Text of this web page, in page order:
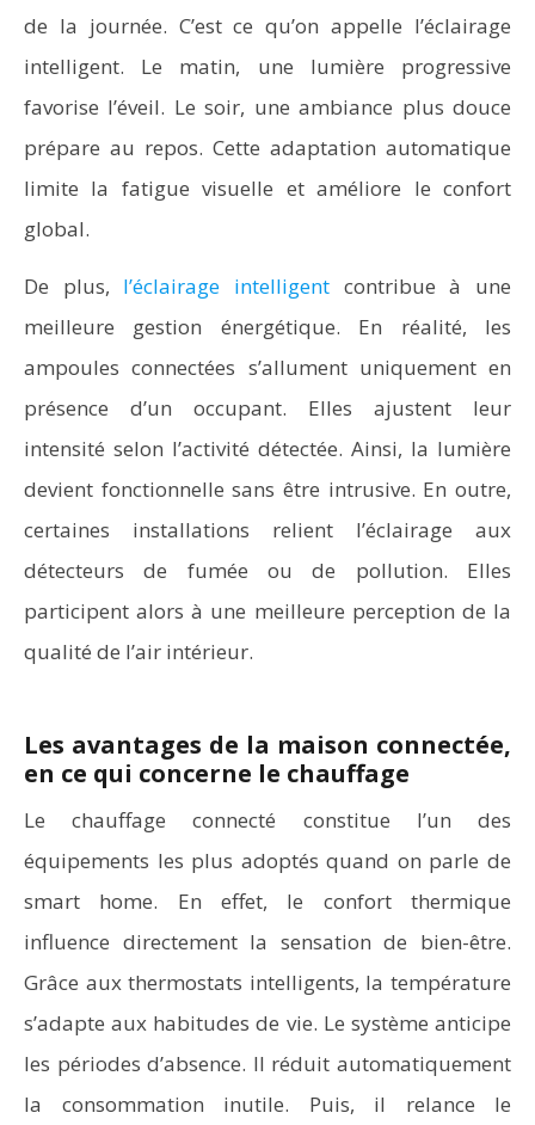
de la journée. C’est ce qu’on appelle l’éclairage
intelligent. Le matin, une lumière progressive
favorise l’éveil. Le soir, une ambiance plus douce
prépare au repos. Cette adaptation automatique
limite la fatigue visuelle et améliore le confort
global.
De plus, l’éclairage intelligent contribue à une
meilleure gestion énergétique. En réalité, les
ampoules connectées s’allument uniquement en
présence d’un occupant. Elles ajustent leur
intensité selon l’activité détectée. Ainsi, la lumière
devient fonctionnelle sans être intrusive. En outre,
certaines installations relient l’éclairage aux
détecteurs de fumée ou de pollution. Elles
participent alors à une meilleure perception de la
qualité de l’air intérieur.
Les avantages de la maison connectée,
en ce qui concerne le chauffage
Le chauffage connecté constitue l’un des
équipements les plus adoptés quand on parle de
smart home. En effet, le confort thermique
influence directement la sensation de bien-être.
Grâce aux thermostats intelligents, la température
s’adapte aux habitudes de vie. Le système anticipe
les périodes d’absence. Il réduit automatiquement
la consommation inutile. Puis, il relance le